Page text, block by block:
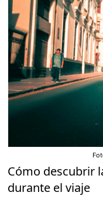
Cómo descubrir
durante el viaje